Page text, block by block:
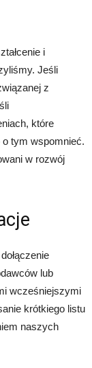
i
Jeśli
z
które
o tym wspomnieć.
w rozwój
lub
wcześniejszymi
krótkiego listu
naszych